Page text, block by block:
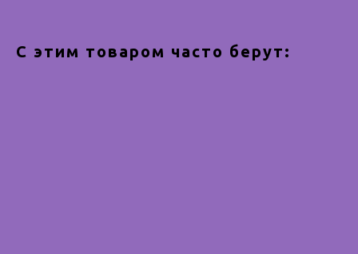
С этим товаром часто берут: